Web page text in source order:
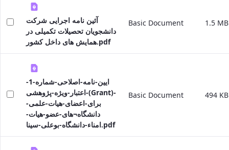
Educational
Affairs
Deputy
Dean
for
Research
Affairs
Deputy
Dean
for
Postgraduate
Studies
آئین نامه اجرایی شرکت
دانشجویان تحصیلات تکمیلی در
همایش های داخل کشور.pdf
Basic Document 1.5 MB
ایین-نامه-اصلاحی-شماره-1-
اعتبار-ویژه-پژوهشی-(Grant)-
برای-اعضای-هیات-علمی-
دانشگاه¬های-عضو-هیات-
امناء-دانشگاه-بوعلی-سینا.pdf
Basic Document 494 KB